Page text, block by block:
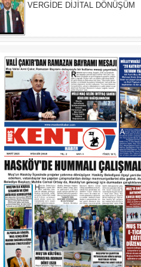
İnsanlığın İflası: Herkesin Birbirini
O Sesler Hâlâ Kulaklarımda